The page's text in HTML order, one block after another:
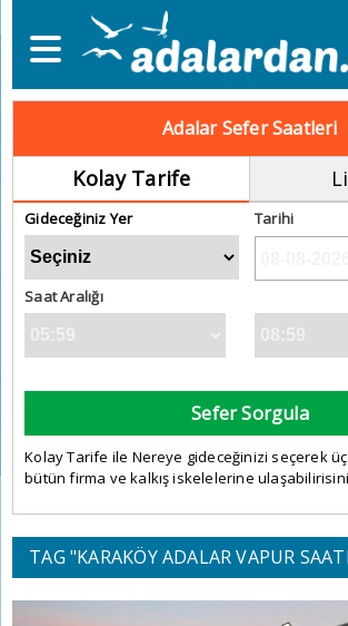
Adalar Sefer Saatleri
Kolay Tarife
Gideceğiniz Yer Tarihi
Saat Aralığı
Sefer Sorgula
Kolay Tarife ile Nereye gideceğinizi seçerek üç
bütün firma ve kalkış iskelelerine
TAG "KARAKÖY ADALAR VAPUR